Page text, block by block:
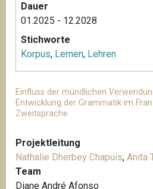
Dauer
01.2025 - 12.2028
Stichworte
Korpus, Lernen, Lehren
Einfluss der mündlichen
Entwicklung der Grammatik im
Zweitsprache
Projektleitung
Nathalie Dherbey Chapuis, Anita
Team
Diane André Afonso